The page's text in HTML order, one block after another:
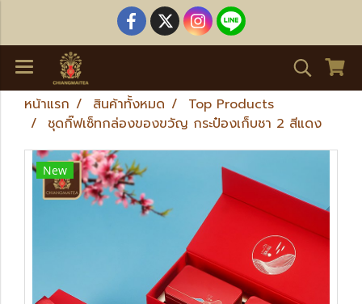
หน้าแรก สินค้าทั้งหมด
Top Products
ชุดกิ๊ฟเซ็ทกล่องของขวัญ กระป๋องเก็บชา 2 สีแดง
New